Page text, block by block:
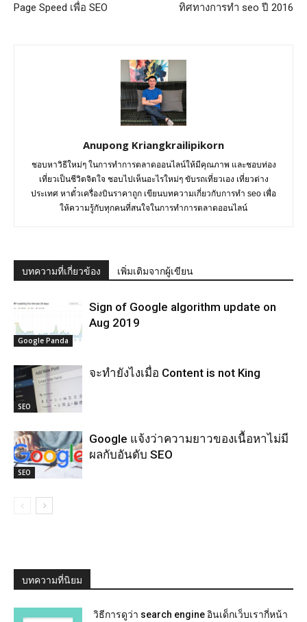
Page Speed เพื่อ SEO ทิศทางการทำ seo ปี 2016
Anupong Kriangkrailipikorn
ชอบหาวิธีใหม่ๆ ในการทำการตลาดออนไลน์ให้มีคุณภาพ และชอบท่อง
เที่ยวเป็นชีวิตจิตใจ ชอบไปเห็นอะไรใหม่ๆ ขับรถเที่ยวเอง เที่ยวต่าง
ประเทศ หาตั๋วเครื่องบินราคาถูก เขียนบทความเกี่ยวกับการทำ seo เพื่อ
ให้ความรู้กับทุกคนที่สนใจในการทำการตลาดออนไลน์
บทความที่เกี่ยวข้อง เพิ่มเติมจากผู้เขียน
Google Panda
Sign of Google algorithm update on
Aug 2019
SEO
จะทำยังไงเมื่อ Content is not King
SEO
Google แจ้งว่าความยาวของเนื้อหาไม่มี
ผลกับอันดับ SEO
บทความที่นิยม
วิธีการดูว่า search engine อินเด็กเว็บเรากี่หน้า